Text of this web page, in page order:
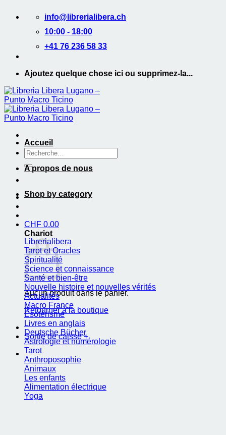
info@librerialibera.ch
10:00 - 18:00
+41 76 236 58 33
Ajoutez quelque chose ici ou supprimez-la...
Recherche
de
:
CHF 0.00
Chariot
Aucun produit dans le panier.
Retourner à la boutique
Sortie de caisse +
Accueil
A propos de nous
Shop by category
Librerialibera
Tarot et Oracles
Spiritualité
Science et connaissance
Santé et bien-être
Nouvelle histoire et nouvelles vérités
Actualités
Macro France
Ésotérisme
Livres en anglais
Deutsche Bücher
Astrologie et numérologie
Tarot
Anthroposophie
Animaux
Les enfants
Alimentation électrique
Yoga